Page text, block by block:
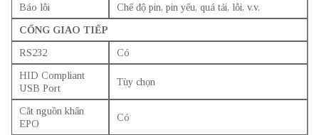
Báo lỗi
Chế độ pin, pin yếu, quá tải, lỗi, v.v.
CỔNG GIAO TIẾP
RS232
Có
HID Compliant
USB Port
Tùy chọn
Cắt nguồn khẩn
EPO
Có